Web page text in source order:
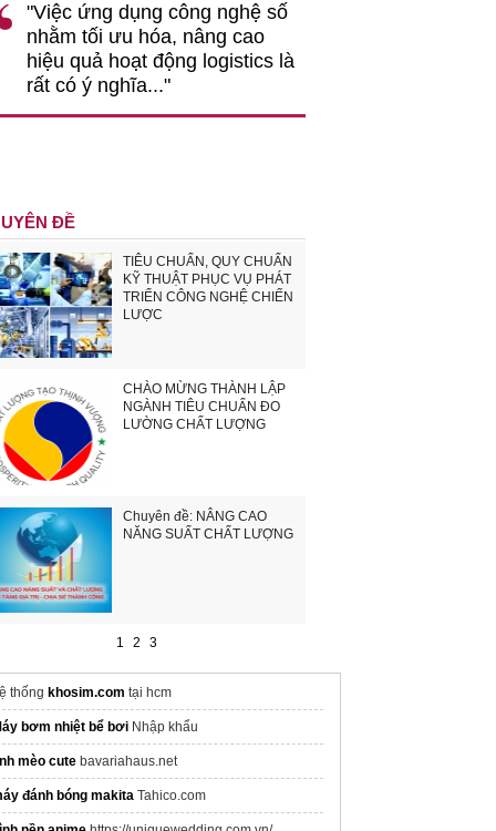
"Việc ứng dụng công nghệ số
nhằm tối ưu hóa, nâng cao
hiệu quả hoạt động logistics là
rất có ý nghĩa..."
ĐỀ
TIÊU CHUẨN, QUY CHUẨN
KỸ THUẬT PHỤC VỤ PHÁT
TRIỂN CÔNG NGHỆ CHIẾN
LƯỢC
CHÀO MỪNG THÀNH LẬP
NGÀNH TIÊU CHUẨN ĐO
LƯỜNG CHẤT LƯỢNG
Chuyên đề: NÂNG CAO
NĂNG SUẤT CHẤT LƯỢNG
1 2 3
thống khosim.com tại hcm
bơm nhiệt bể bơi Nhập khẩu
mèo cute bavariahaus.net
đánh bóng makita Tahico.com